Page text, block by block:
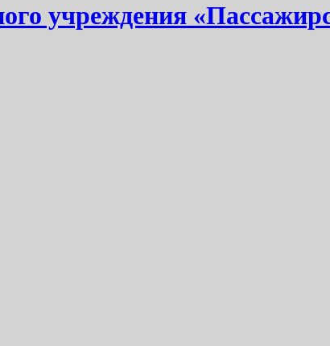
учреждения